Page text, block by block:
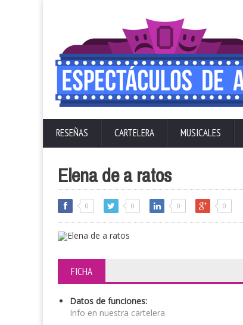
RESEÑAS CARTELERA MUSICALES
Elena de a ratos
0 0 0 0
FICHA
Datos de funciones:
Info en nuestra cartelera